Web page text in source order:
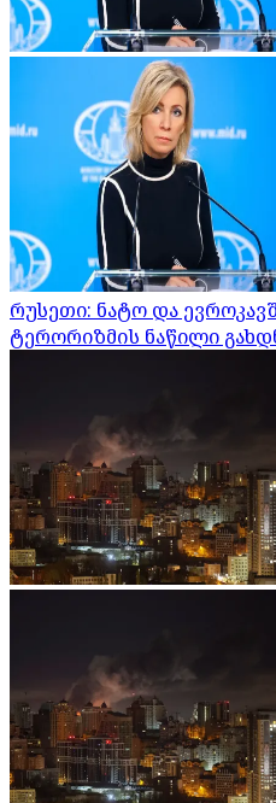
რუსეთი: ნატო და
ტერორიზმის ნაწილი